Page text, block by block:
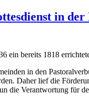
in
bereits 1818
in den
Daher lief die
die Verantwortung für